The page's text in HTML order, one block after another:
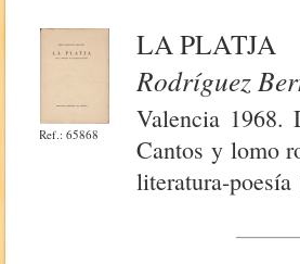
Ref.: 65868
LA PLATJA
Rodríguez
Valencia 1968.
Cantos y lomo
literatura-poesía